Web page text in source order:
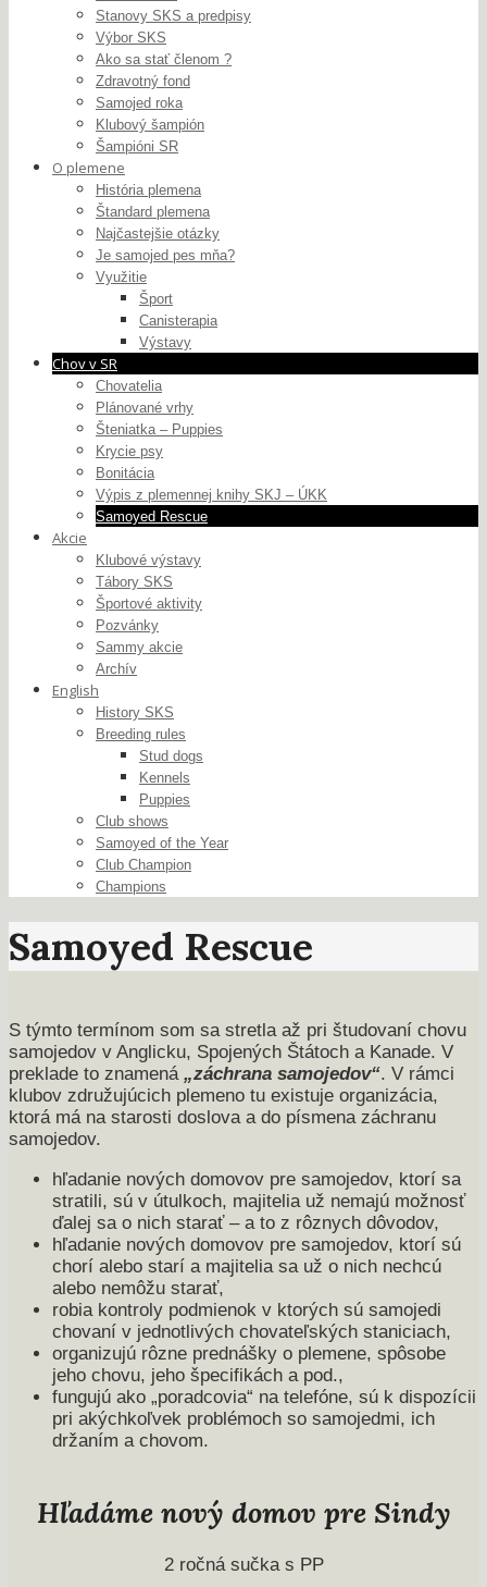
Stanovy SKS a predpisy
Výbor SKS
Ako sa stať členom ?
Zdravotný fond
Samojed roka
Klubový šampión
Šampióni SR
O plemene
História plemena
Štandard plemena
Najčastejšie otázky
Je samojed pes mňa?
Využitie
Šport
Canisterapia
Výstavy
Chov v SR
Chovatelia
Plánované vrhy
Šteniatka – Puppies
Krycie psy
Bonitácia
Výpis z plemennej knihy SKJ – ÚKK
Samoyed Rescue
Akcie
Klubové výstavy
Tábory SKS
Športové aktivity
Pozvánky
Sammy akcie
Archív
English
History SKS
Breeding rules
Stud dogs
Kennels
Puppies
Club shows
Samoyed of the Year
Club Champion
Champions
Samoyed Rescue
S týmto termínom som sa stretla až pri študovaní chovu
samojedov v Anglicku, Spojených Štátoch a Kanade. V
preklade to znamená „záchrana samojedov“. V rámci
klubov združujúcich plemeno tu existuje organizácia,
ktorá má na starosti doslova a do písmena záchranu
samojedov.
hľadanie nových domovov pre samojedov, ktorí sa
stratili, sú v útulkoch, majitelia už nemajú možnosť
ďalej sa o nich starať – a to z rôznych dôvodov,
hľadanie nových domovov pre samojedov, ktorí sú
chorí alebo starí a majitelia sa už o nich nechcú
alebo nemôžu starať,
robia kontroly podmienok v ktorých sú samojedi
chovaní v jednotlivých chovateľských staniciach,
organizujú rôzne prednášky o plemene, spôsobe
jeho chovu, jeho špecifikách a pod.,
fungujú ako „poradcovia“ na telefóne, sú k dispozícii
pri akýchkoľvek problémoch so samojedmi, ich
držaním a chovom.
Hľadáme nový domov pre Sindy
2 ročná sučka s PP